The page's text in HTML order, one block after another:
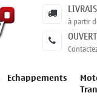
à partir
Echappements